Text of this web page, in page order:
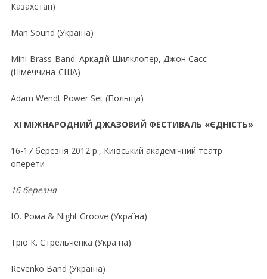
Казахстан)
Man Sound (Україна)
Mini-Brass-Band: Аркадій Шилклопер, Джон Сасс
(Німеччина-США)
Adam Wendt Power Set (Польща)
ХІ МІЖНАРОДНИЙ ДЖАЗОВИЙ ФЕСТИВАЛЬ «ЄДНІСТЬ»
16-17 березня 2012 р., Київський академiчний театр
оперети
16 березня
Ю. Рома & Night Groove (Україна)
Тріо К. Стрельченка (Україна)
Revenko Band (Україна)